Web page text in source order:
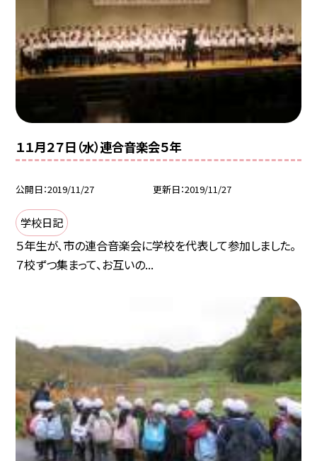
１１月２７日（水）連合音楽会５年
公開日 2019/11/27 更新日 2019/11/27
学校日記
５年生が、市の連合音楽会に学校を代表して参加しました。
７校ずつ集まって、お互いの...